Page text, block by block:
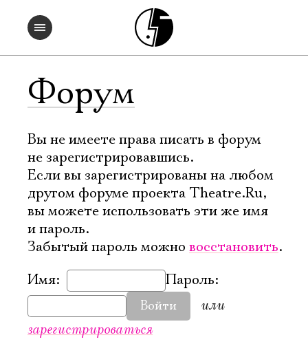
Форум
Вы не имеете права писать в форум
не зарегистрировавшись.
Если вы зарегистрированы на любом
другом форуме проекта Theatre.Ru,
вы можете использовать эти же имя
и пароль.
Забытый пароль можно восстановить.
Имя:
Пароль:
Войти
или
зарегистрироваться